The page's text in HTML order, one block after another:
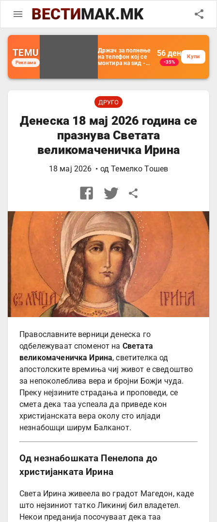
ВЕСТИМАК.MK
TEMU
Реклама
Држач за полнење
на телефон кој се
монтира на ѕид -
организатор за
далечински
управувач
56 ден
-35%
Купи
ДРУГО
Денеска 18 мај 2026 година се
празнува Светата
великомаченичка Ирина
18 мај 2026 • одТемелко Тошев
Православните верници денеска го
одбележуваат споменот на Светата
великомаченичка Ирина, светителка од
апостолските времиња чиј живот е сведоштво
за непоколеблива вера и бројни Божји чуда.
Преку нејзините страдања и проповеди, се
смета дека таа успеала да приведе кон
христијанската вера околу сто илјади
незнабошци ширум Балканот.
Од незнабошката Пенелопа до
христијанката Ирина
Света Ирина живеела во градот Магедон, каде
што нејзиниот татко Ликиниј бил владетел.
Некои преданија посочуваат дека таа